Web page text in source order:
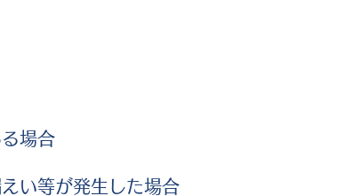
場合
い等が発生した場合